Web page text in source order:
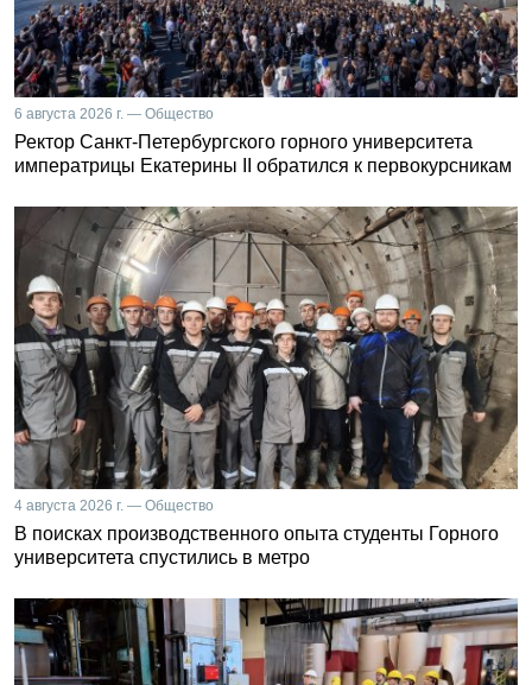
6 августа 2026 г. — Общество
Ректор Санкт-Петербургского горного университета
императрицы Екатерины II обратился к первокурсникам
4 августа 2026 г. — Общество
В поисках производственного опыта студенты Горного
университета спустились в метро